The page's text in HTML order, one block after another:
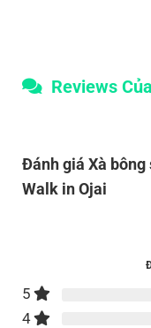
Reviews
Đánh giá Xà bông
Walk in Ojai
5
4